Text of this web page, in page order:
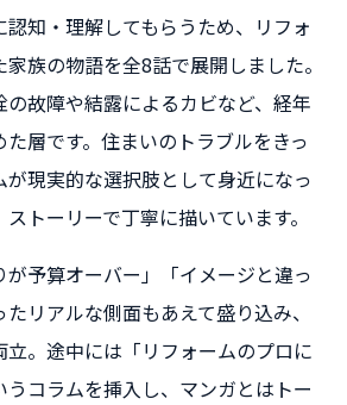
知・理解してもらうため、リフォ
族の物語を全8話で展開しました。
故障や結露によるカビなど、経年
層です。住まいのトラブルをきっ
現実的な選択肢として身近になっ
トーリーで丁寧に描いています。
が予算オーバー」「イメージと違っ
リアルな側面もあえて盛り込み、
。途中には「リフォームのプロに
コラムを挿入し、マンガとはトー